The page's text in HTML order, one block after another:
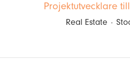
Projektutvecklare
Real Estate ·